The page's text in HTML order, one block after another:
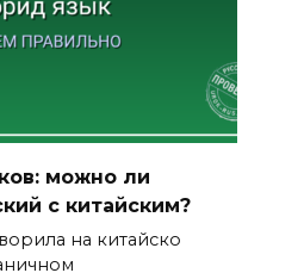
можно ли
с китайским?
на китайско